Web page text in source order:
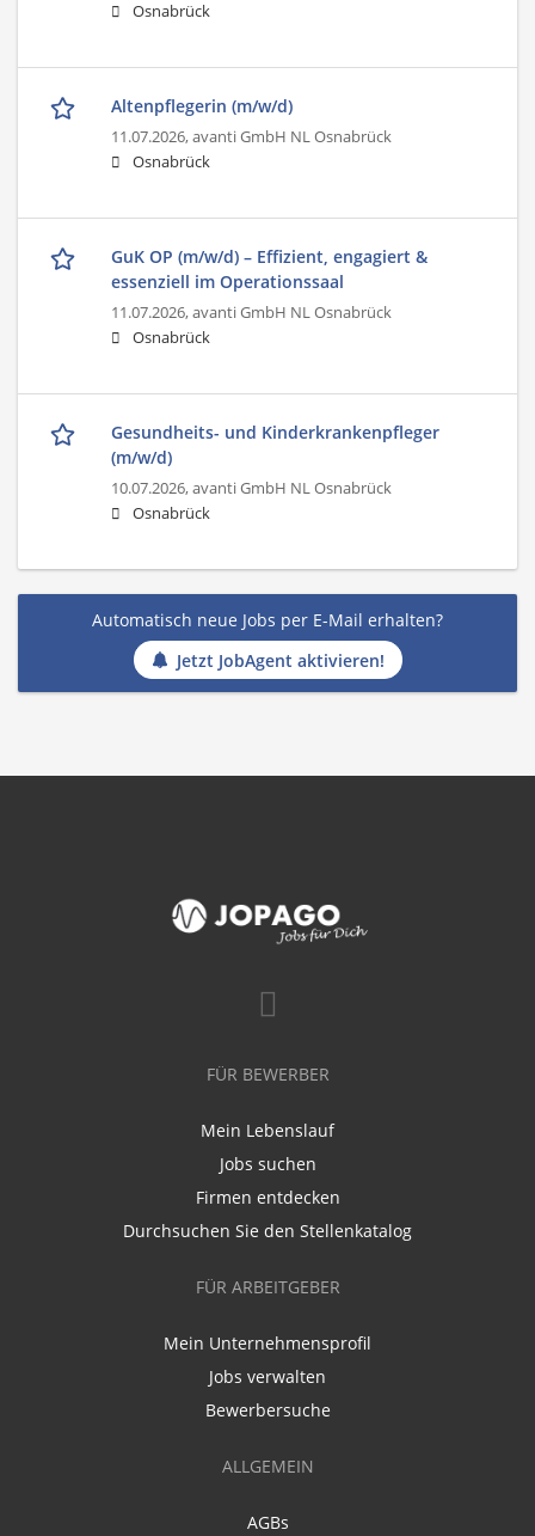
Osnabrück
Altenpflegerin (m/w/d)
11.07.2026,avanti GmbH NL Osnabrück
Osnabrück
GuK OP (m/w/d) – Effizient, engagiert &
essenziell im Operationssaal
11.07.2026,avanti GmbH NL Osnabrück
Osnabrück
Gesundheits- und Kinderkrankenpfleger
(m/w/d)
10.07.2026,avanti GmbH NL Osnabrück
Osnabrück
Automatisch neue Jobs per E-Mail erhalten?
Jetzt JobAgent aktivieren!
FÜR BEWERBER
Mein Lebenslauf
Jobs suchen
Firmen entdecken
Durchsuchen Sie den Stellenkatalog
FÜR ARBEITGEBER
Mein Unternehmensprofil
Jobs verwalten
Bewerbersuche
ALLGEMEIN
AGBs